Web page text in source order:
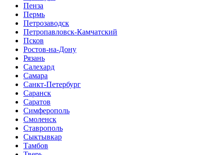
Пенза
Пермь
Петрозаводск
Петропавловск-Камчатский
Псков
Ростов-на-Дону
Рязань
Салехард
Самара
Санкт-Петербург
Саранск
Саратов
Симферополь
Смоленск
Ставрополь
Сыктывкар
Тамбов